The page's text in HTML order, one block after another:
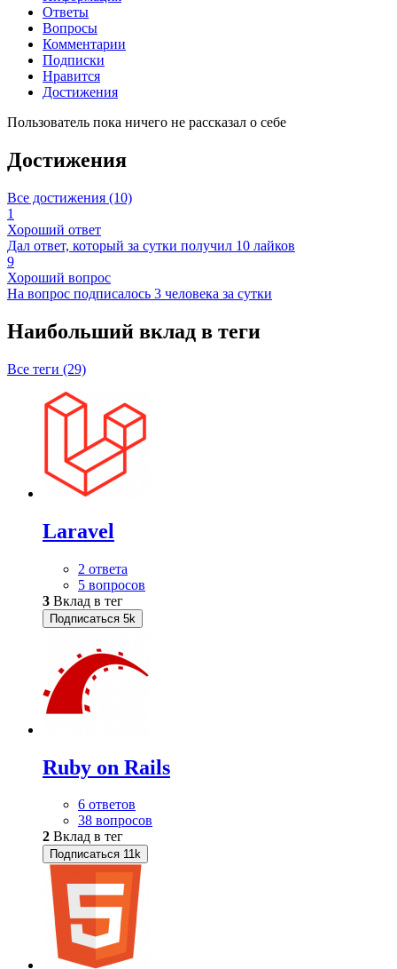
Ответы
Вопросы
Комментарии
Подписки
Нравится
Достижения
Пользователь пока ничего не рассказал о себе
Достижения
Все достижения (10)
1
Хороший ответ
Дал ответ, который за сутки получил 10 лайков
9
Хороший вопрос
На вопрос подписалось 3 человека за сутки
Наибольший вклад в теги
Все теги (29)
Laravel
2 ответа
5 вопросов
3 Вклад в тег
Подписаться 5k
Ruby on Rails
6 ответов
38 вопросов
2 Вклад в тег
Подписаться 11k